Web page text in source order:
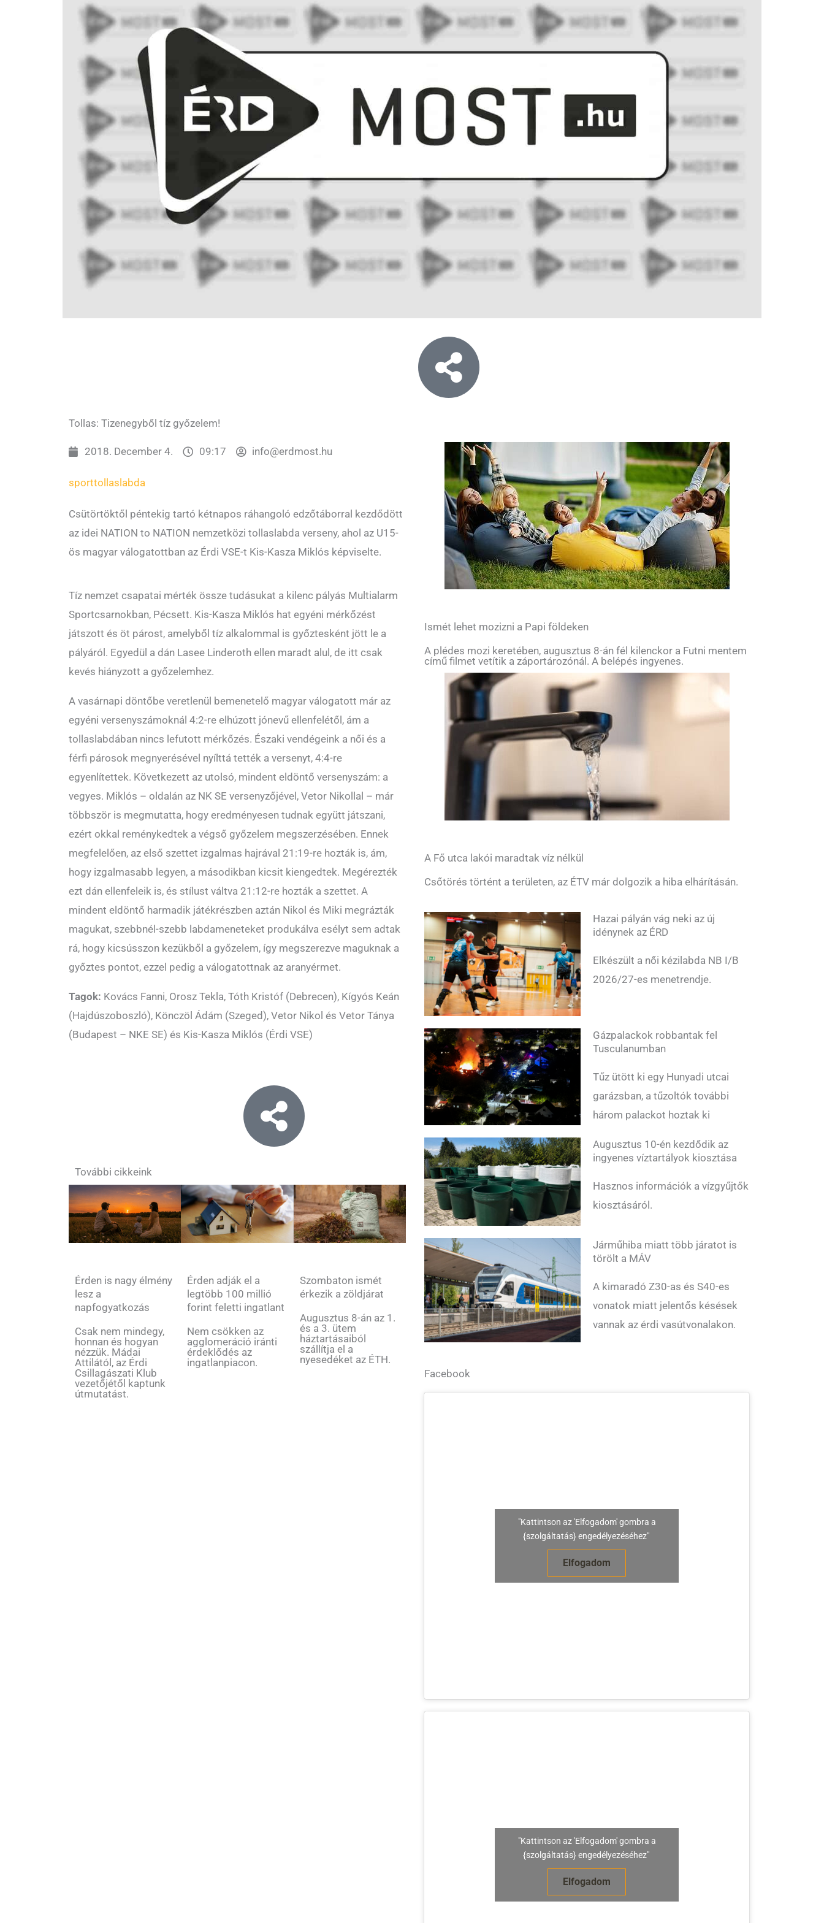
Tollas: Tizenegyből tíz győzelem!
2018. December 4. 09:17 info@erdmost.hu
sporttollaslabda
Csütörtöktől péntekig tartó kétnapos ráhangoló edzőtáborral kezdődött
az idei NATION to NATION nemzetközi tollaslabda verseny, ahol az U15-
ös magyar válogatottban az Érdi VSE-t Kis-Kasza Miklós képviselte.
Tíz nemzet csapatai mérték össze tudásukat a kilenc pályás Multialarm
Sportcsarnokban, Pécsett. Kis-Kasza Miklós hat egyéni mérkőzést
játszott és öt párost, amelyből tíz alkalommal is győztesként jött le a
pályáról. Egyedül a dán Lasee Linderoth ellen maradt alul, de itt csak
kevés hiányzott a győzelemhez.
A vasárnapi döntőbe veretlenül bemenetelő magyar válogatott már az
egyéni versenyszámoknál 4:2-re elhúzott jónevű ellenfelétől, ám a
tollaslabdában nincs lefutott mérkőzés. Északi vendégeink a női és a
férfi párosok megnyerésével nyílttá tették a versenyt, 4:4-re
egyenlítettek. Következett az utolsó, mindent eldöntő versenyszám: a
vegyes. Miklós – oldalán az NK SE versenyzőjével, Vetor Nikollal – már
többször is megmutatta, hogy eredményesen tudnak együtt játszani,
ezért okkal reménykedtek a végső győzelem megszerzésében. Ennek
megfelelően, az első szettet izgalmas hajrával 21:19-re hozták is, ám,
hogy izgalmasabb legyen, a másodikban kicsit kiengedtek. Megérezték
ezt dán ellenfeleik is, és stílust váltva 21:12-re hozták a szettet. A
mindent eldöntő harmadik játékrészben aztán Nikol és Miki megrázták
magukat, szebbnél-szebb labdameneteket produkálva esélyt sem adtak
rá, hogy kicsússzon kezükből a győzelem, így megszerezve maguknak a
győztes pontot, ezzel pedig a válogatottnak az aranyérmet.
Tagok: Kovács Fanni, Orosz Tekla, Tóth Kristóf (Debrecen), Kígyós Keán
(Hajdúszoboszló), Könczöl Ádám (Szeged), Vetor Nikol és Vetor Tánya
(Budapest – NKE SE) és Kis-Kasza Miklós (Érdi VSE)
További cikkeink
Érden is nagy élmény
lesz a
napfogyatkozás
Csak nem mindegy,
honnan és hogyan
nézzük. Mádai
Attilától, az Érdi
Csillagászati Klub
vezetőjétől kaptunk
útmutatást.
Érden adják el a
legtöbb 100 millió
forint feletti ingatlant
Nem csökken az
agglomeráció iránti
érdeklődés az
ingatlanpiacon.
Szombaton ismét
érkezik a zöldjárat
Augusztus 8-án az 1.
és a 3. ütem
háztartásaiból
szállítja el a
nyesedéket az ÉTH.
Ismét lehet mozizni a Papi földeken
A plédes mozi keretében, augusztus 8-án fél kilenckor a Futni mentem
című filmet vetítik a záportározónál. A belépés ingyenes.
A Fő utca lakói maradtak víz nélkül
Csőtörés történt a területen, az ÉTV már dolgozik a hiba elhárításán.
Hazai pályán vág neki az új
idénynek az ÉRD
Elkészült a női kézilabda NB I/B
2026/27-es menetrendje.
Gázpalackok robbantak fel
Tusculanumban
Tűz ütött ki egy Hunyadi utcai
garázsban, a tűzoltók további
három palackot hoztak ki
Augusztus 10-én kezdődik az
ingyenes víztartályok kiosztása
Hasznos információk a vízgyűjtők
kiosztásáról.
Járműhiba miatt több járatot is
törölt a MÁV
A kimaradó Z30-as és S40-es
vonatok miatt jelentős késések
vannak az érdi vasútvonalakon.
Facebook
"Kattintson az 'Elfogadom' gombra a
{szolgáltatás} engedélyezéséhez"
Elfogadom
"Kattintson az 'Elfogadom' gombra a
{szolgáltatás} engedélyezéséhez"
Elfogadom